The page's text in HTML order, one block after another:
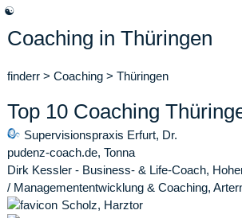
☯
Coaching in Thüringen
finderr > Coaching > Thüringen
Top 10 Coaching
Supervisionspraxis Erfurt, Dr.
pudenz-coach.de, Tonna
Dirk Kessler - Business- & Life-Coach,
/ Managemententwicklung & Coaching,
Scholz, Harztor